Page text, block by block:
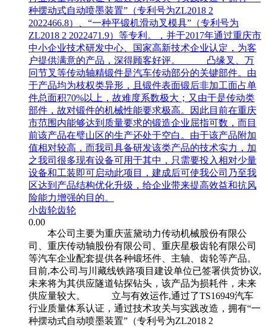
种摆动式自动喷墨装置”（专利号为ZL2018 2
2022466.8）、“一种平锻机滑动叉模具”（专利号为
ZL2018 2 2022471.9）等专利。，并于2017年通过重庆市
中小企业技术研发中心、国家高新技术企业认定，为客
户提供满意的产品，深得顾客好评。 凸缘叉、万
冋节叉等传动轴精锻件是汽车传动部分的关键部件。由
于产品均为枝权类异形，且锻件表面锻后非加工面占单
件总面积70%以上，故难度系数极大；又由于是传动类
部件，故对锻件的机械性能要求极高。因此目前在重庆
市范围内能够达到质量要求的锻造企业屈指可数，而目
前该产品在璧山区的生产还处于空白。由于该产品附加
值相对较高，而我司具备研发该类产品的技术实力，加
之我司很多现有设备可用于其中，只需要投入相对少量
设备和工装即可启动此项目，建成后可使我公司乃至我
区达到产品结构优化升级，给企业带来提高效益和抗风
险能力增强的目的。
小齿轮齿轮
0.00
本公司主要为重庆蓝黛动力传动机械股份有限公
司、重庆传动轴股份有限公司、重庆星极齿轮有限公司
等汽车企业配套提供各种锻坯件、主轴、齿轮等产品。
目前,本公司与川藏线铁路项目建设单位已签署供货协议,
未来将为其供应隧道钻探钻头，该产品为损耗件，未来
供应量较大。 立与有效运作,通过了TS16949汽车
行业质量体系认证，通过技术攻关与实践改造，拥有“一
种摆动式自动喷墨装置”（专利号为ZL2018 2